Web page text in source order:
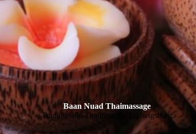
Baan Nuad Thaimassage
Traditionelle Thaimassage Ludwigsburg